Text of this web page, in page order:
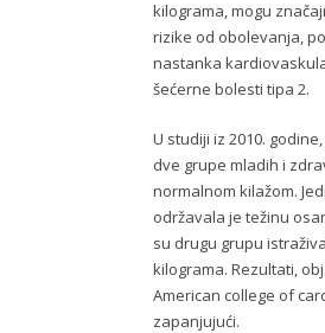
kilograma, mogu
rizike od obolevanja,
nastanka
šećerne bolesti tipa 2.
U studiji iz 2010.
dve grupe mladih i
normalnom kilažom.
održavala je težinu
su drugu grupu
kilograma. Rezultati,
American college of
zapanjujući.